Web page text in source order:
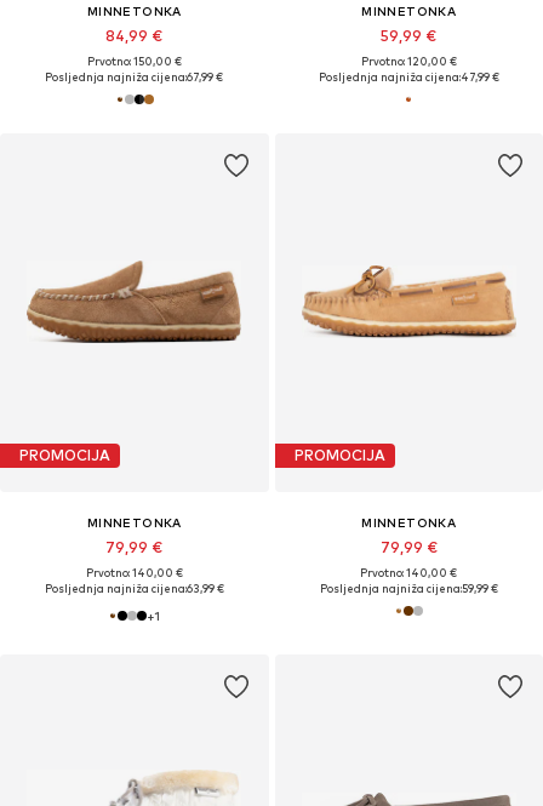
MINNETONKA
84,99 €
Prvotno: 150,00 €
Posljednja najniža cijena:67,99 €
MINNETONKA
59,99 €
Prvotno: 120,00 €
Posljednja najniža cijena:47,99 €
PROMOCIJA
MINNETONKA
79,99 €
Prvotno: 140,00 €
Posljednja najniža cijena:63,99 €
+1
PROMOCIJA
MINNETONKA
79,99 €
Prvotno: 140,00 €
Posljednja najniža cijena:59,99 €